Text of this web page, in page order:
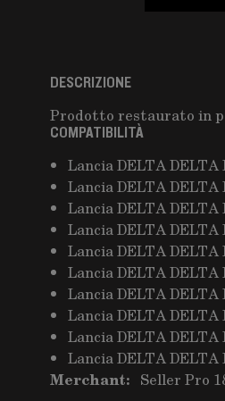
DESCRIZIONE
Prodotto restaurato in
COMPATIBILITÀ
Lancia DELTA DELTA
Lancia DELTA DELTA
Lancia DELTA DELTA
Lancia DELTA DELTA
Lancia DELTA DELTA
Lancia DELTA DELTA
Lancia DELTA DELTA
Lancia DELTA DELTA
Lancia DELTA DELTA
Lancia DELTA DELTA
Merchant: Seller Pro